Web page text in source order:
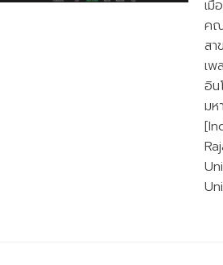
เมื่
คณ
สา
เพ
อิน
มห